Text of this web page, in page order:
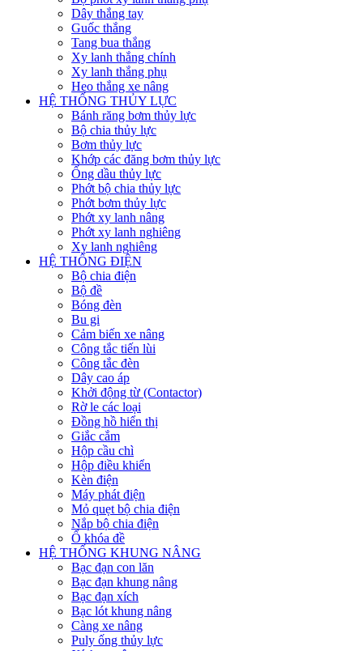
Dây thắng tay
Guốc thắng
Tang bua thắng
Xy lanh thắng chính
Xy lanh thắng phụ
Heo thắng xe nâng
HỆ THỐNG THỦY LỰC
Bánh răng bơm thủy lực
Bộ chia thủy lực
Bơm thủy lực
Khớp các đăng bơm thủy lực
Ống dầu thủy lực
Phớt bộ chia thủy lực
Phớt bơm thủy lực
Phớt xy lanh nâng
Phớt xy lanh nghiêng
Xy lanh nghiêng
HỆ THỐNG ĐIỆN
Bộ chia điện
Bộ đề
Bóng đèn
Bu gi
Cảm biến xe nâng
Công tắc tiến lùi
Công tắc đèn
Dây cao áp
Khởi động từ (Contactor)
Rờ le các loại
Đồng hồ hiển thị
Giắc cắm
Hộp cầu chì
Hộp điều khiển
Kèn điện
Máy phát điện
Mỏ quẹt bộ chia điện
Nắp bộ chia điện
Ổ khóa đề
HỆ THỐNG KHUNG NÂNG
Bạc đạn con lăn
Bạc đạn khung nâng
Bạc đạn xích
Bạc lót khung nâng
Càng xe nâng
Puly ống thủy lực